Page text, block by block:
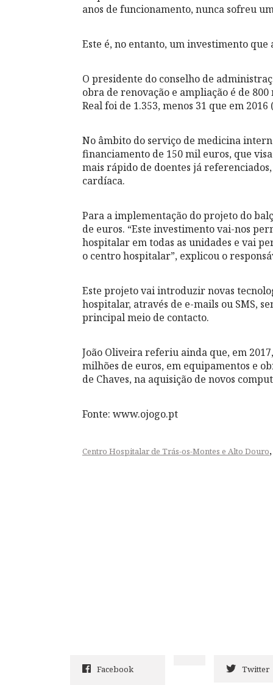
anos de funcionamento, nunca sofreu
Este é, no entanto, um investimento
O presidente do conselho de
obra de renovação e ampliação é de
Real foi de 1.353, menos 31 que em 2016
No âmbito do serviço de medicina
financiamento de 150 mil euros, que
mais rápido de doentes já
cardíaca.
Para a implementação do projeto do
de euros. “Este investimento vai-nos
hospitalar em todas as unidades e vai
o centro hospitalar”, explicou o
Este projeto vai introduzir novas
hospitalar, através de e-mails ou SMS,
principal meio de contacto.
João Oliveira referiu ainda que, em
milhões de euros, em equipamentos e
de Chaves, na aquisição de novos
Fonte: www.ojogo.pt
Centro Hospitalar de Trás-os-Montes e Alto Douro
Facebook Twitter